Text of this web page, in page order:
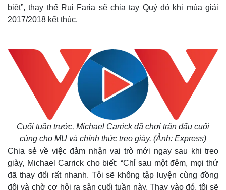
Thế giới
Quan sát
Multimedia
Video
biệt”, thay thế Rui Faria sẽ chia tay Quỷ đỏ khi mùa giải
2017/2018 kết thúc.
Cuối tuần trước, Michael Carrick đã chơi trận đấu cuối
cùng cho MU và chính thức treo giày. (Ảnh: Express)
Chia sẻ về việc đảm nhận vai trò mới ngay sau khi treo
giày, Michael Carrick cho biết: “Chỉ sau một đêm, mọi thứ
đã thay đổi rất nhanh. Tôi sẽ không tập luyện cùng đồng
đội và chờ cơ hội ra sân cuối tuần này. Thay vào đó, tôi sẽ